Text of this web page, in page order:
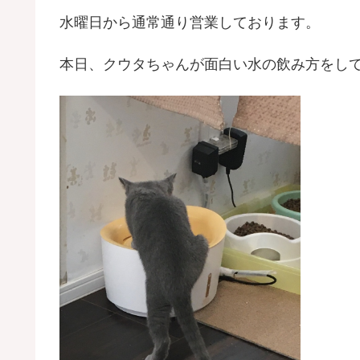
水曜日から通常通り営業しております。
本日、クウタちゃんが面白い水の飲み方をし